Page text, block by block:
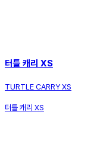
터틀 캐리 XS
TURTLE CARRY XS
터틀 캐리 XS